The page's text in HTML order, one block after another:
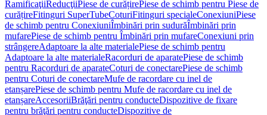
RamificaţiiReducţiiPiese de curățirePiese de schimb pentru Piese de
curățireFitinguri SuperTubeCoturiFitinguri specialeConexiuniPiese
de schimb pentru ConexiuniÎmbinări prin sudurăÎmbinări prin
mufarePiese de schimb pentru Îmbinări prin mufareConexiuni prin
strângereAdaptoare la alte materialePiese de schimb pentru
Adaptoare la alte materialeRacorduri de aparatePiese de schimb
pentru Racorduri de aparateCoturi de conectarePiese de schimb
pentru Coturi de conectareMufe de racordare cu inel de
etanșarePiese de schimb pentru Mufe de racordare cu inel de
etanșareAccesoriiBrăţări pentru conducteDispozitive de fixare
pentru brăţări pentru conducteDispozitive de